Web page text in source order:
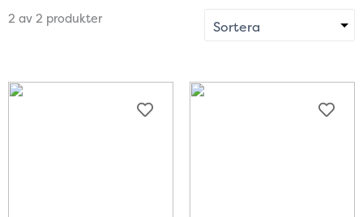
2 av 2 produkter